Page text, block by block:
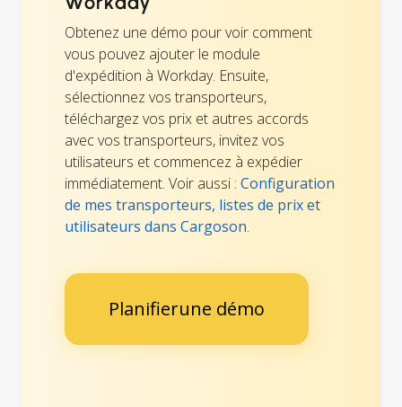
Obtenez une démo pour voir comment
vous pouvez ajouter le module
d'expédition à Workday. Ensuite,
sélectionnez vos transporteurs,
téléchargez vos prix et autres accords
avec vos transporteurs, invitez vos
utilisateurs et commencez à expédier
immédiatement. Voir aussi : Configuration
de mes transporteurs, listes de prix et
utilisateurs dans Cargoson.
Planifierune démo